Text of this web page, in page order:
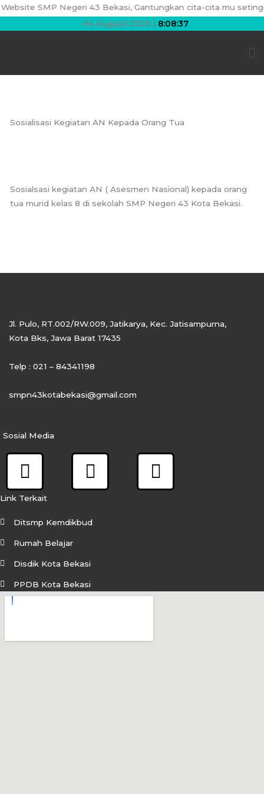
to
content
SMP Negeri 43 Bekasi, Gantungkan cita-cita mu
04 August 2026 | 8:08:37
Sosialisasi Kegiatan AN Kepada Orang Tua
Sosialsasi kegiatan AN ( Asesmen Nasional) kepada orang
tua murid kelas 8 di sekolah SMP Negeri 43 Kota Bekasi.
Jl. Pulo, RT.002/RW.009, Jatikarya, Kec. Jatisampurna,
Kota Bks, Jawa Barat 17435
Telp : 021 – 84341198
smpn43kotabekasi@gmail.com
Sosial Media
F
a
c
e
b
o
o
k
I
n
t
g
r
a
Y
o
Link Terkait
Ditsmp Kemdikbud
Rumah Belajar
Disdik Kota Bekasi
PPDB Kota Bekasi